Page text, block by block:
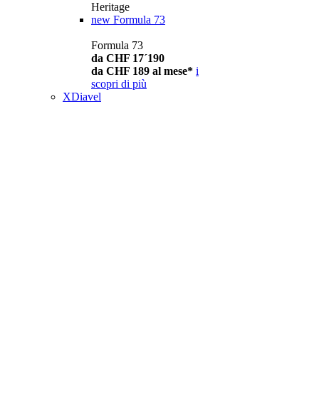
Heritage
new Formula 73
Formula 73
da CHF 17´190
da CHF 189 al mese* i
scopri di più
XDiavel